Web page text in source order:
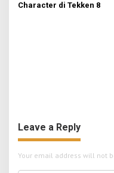
Character di Tekken 8
Leave a Reply
Your email address will not